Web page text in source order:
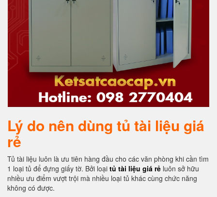
Lý do nên dùng tủ tài liệu giá
rẻ
Tủ tài liệu luôn là ưu tiên hàng đầu cho các văn phòng khi cần tìm
1 loại tủ để đựng giấy tờ. Bởi loại tủ tài liệu giá rẻ luôn sở hữu
nhiều ưu điểm vượt trội mà nhiều loại tủ khác cùng chức năng
không có được.